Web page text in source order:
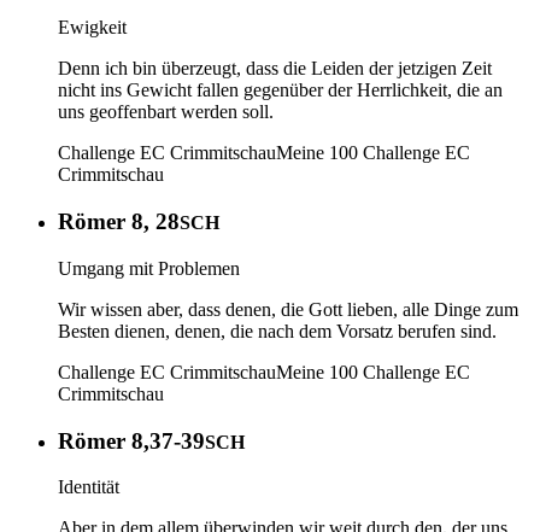
Ewigkeit
Denn ich bin überzeugt, dass die Leiden der jetzigen Zeit
nicht ins Gewicht fallen gegenüber der Herrlichkeit, die an
uns geoffenbart werden soll.
Challenge EC CrimmitschauMeine 100 Challenge EC
Crimmitschau
Römer 8, 28SCH
Umgang mit Problemen
Wir wissen aber, dass denen, die Gott lieben, alle Dinge zum
Besten dienen, denen, die nach dem Vorsatz berufen sind.
Challenge EC CrimmitschauMeine 100 Challenge EC
Crimmitschau
Römer 8,37-39SCH
Identität